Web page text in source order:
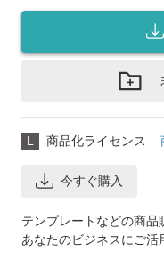
L 商品化ライセンス
今すぐ購入
テンプレートなどの商品
あなたのビジネスにご活